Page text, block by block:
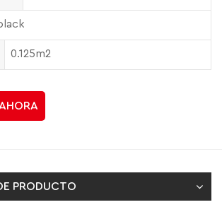
0.125m2
PRODUCTO